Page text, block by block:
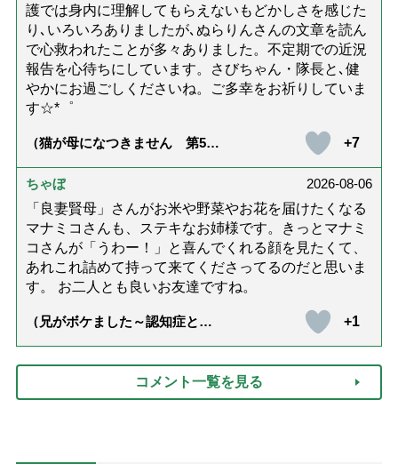
護では身内に理解してもらえないもどかしさを感じた
り､いろいろありましたが､ぬらりんさんの文章を読ん
で心救われたことが多々ありました。不定期での近況
報告を心待ちにしています。さびちゃん・隊長と､健
やかにお過ごしくださいね。ご多幸をお祈りしていま
す☆*゜
（猫が母になつきません 第500
+7
ちゃぼ
2026-08-06
「良妻賢母」さんがお米や野菜やお花を届けたくなる
マナミコさんも、ステキなお姉様です。きっとマナミ
コさんが「うわー！」と喜んでくれる顔を見たくて、
あれこれ詰めて持って来てくださってるのだと思いま
す。 お二人とも良いお友達ですね。
（兄がボケました～認知症と介
達』が届きました」）
+1
コメント一覧を見る